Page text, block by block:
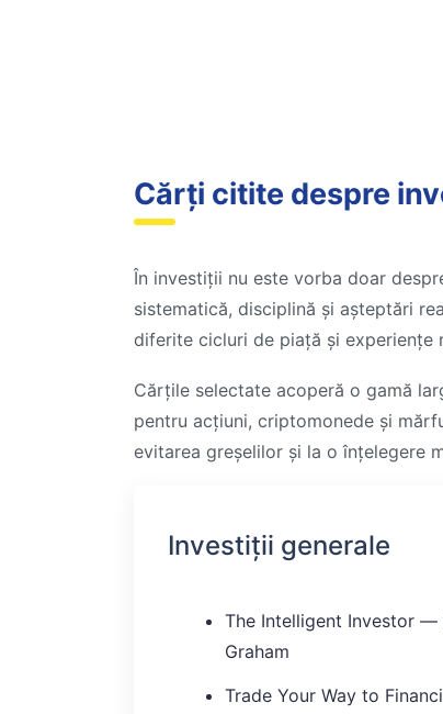
Cărți citite despre
În investiții nu este vorba doar
sistematică, disciplină și așteptări
diferite cicluri de piață și experiențe
Cărțile selectate acoperă o gamă
pentru acțiuni, criptomonede și
evitarea greșelilor și la o înțelegere
Investiții generale
The Intelligent Investor —
Graham
Trade Your Way to